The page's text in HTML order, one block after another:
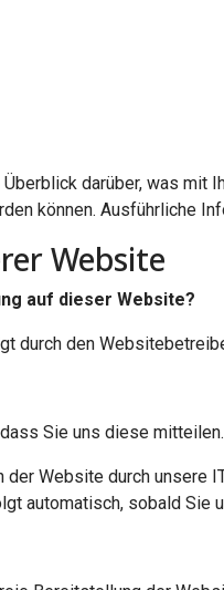
darüber, was
können. Ausführliche
Website
auf dieser Website?
durch den
Sie uns diese
Website durch
automatisch, sobald Sie